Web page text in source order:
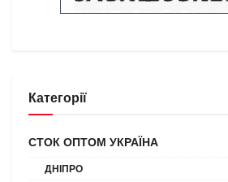
Категорії
СТОК ОПТОМ УКРАЇНА
ДНІПРО